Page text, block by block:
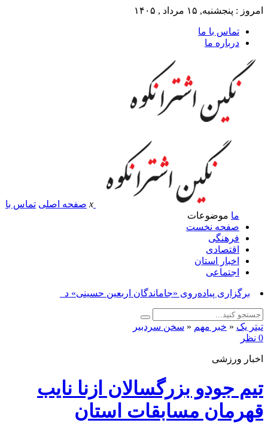
امروز : پنجشنبه, ۱۵ مرداد , ۱۴۰۵
تماس با ما
درباره ما
x صفحه اصلی تماس با
ما موضوعات
صفحه نخست
فرهنگی
اقتصادی
اخبار استان
اجتماعی
برگزاری پیاده‌روی «جاماندگان اربعین حسینی» در شهرس_
تیتر یک « خبر مهم « سخن سردبیر
0 نظر
اخبار ورزشی
تیم جودو بزرگسالان ازنا نایب
قهرمان مسابقات استان